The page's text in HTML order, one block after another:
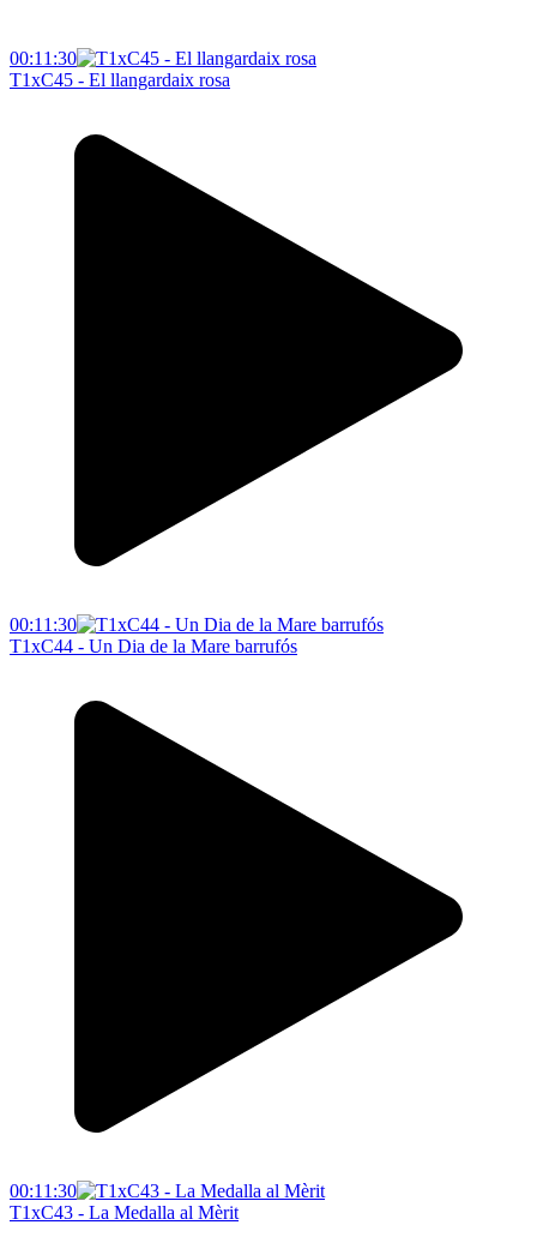
00:11:30
T1xC45 - El llangardaix rosa
00:11:30
T1xC44 - Un Dia de la Mare barrufós
00:11:30
T1xC43 - La Medalla al Mèrit